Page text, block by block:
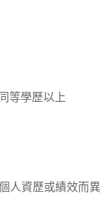
等學歷以上
人資歷或績效而異